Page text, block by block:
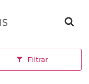
Filtrar